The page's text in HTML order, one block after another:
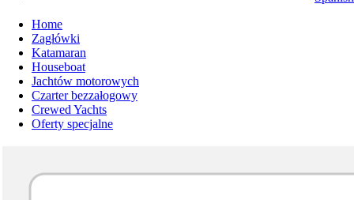
Home
Zagłówki
Katamaran
Houseboat
Jachtów motorowych
Czarter bezzałogowy
Crewed Yachts
Oferty specjalne